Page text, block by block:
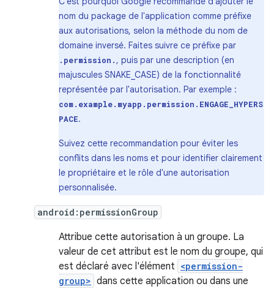
nom du package de l'application comme préfixe
aux autorisations, selon la méthode du nom de
domaine inversé. Faites suivre ce préfixe par
.permission. , puis par une description (en
majuscules SNAKE_CASE) de la fonctionnalité
représentée par l'autorisation. Par exemple :
com.example.myapp.permission.ENGAGE_HYPERS
PACE.
Suivez cette recommandation pour éviter les
conflits dans les noms et pour identifier clairement
le propriétaire et le rôle d'une autorisation
personnalisée.
android:permissionGroup
Attribue cette autorisation à un groupe. La
valeur de cet attribut est le nom du groupe, qui
est déclaré avec l'élément <permission-
group> dans cette application ou dans une